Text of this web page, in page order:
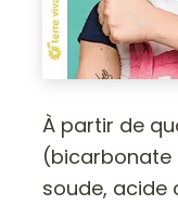
À partir de
(bicarbonate
soude, acide